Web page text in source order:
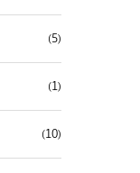
(5)
(1)
(10)